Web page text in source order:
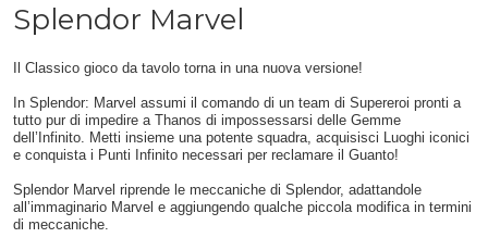
Splendor Marvel
Il Classico gioco da tavolo torna in una nuova versione!
In Splendor: Marvel assumi il comando di un team di Supereroi pronti a
tutto pur di impedire a Thanos di impossessarsi delle Gemme
dell’Infinito. Metti insieme una potente squadra, acquisisci Luoghi iconici
e conquista i Punti Infinito necessari per reclamare il Guanto!
Splendor Marvel riprende le meccaniche di Splendor, adattandole
all’immaginario Marvel e aggiungendo qualche piccola modifica in termini
di meccaniche.